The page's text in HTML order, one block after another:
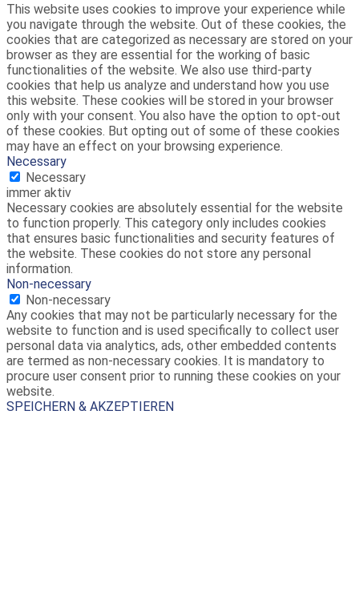
This website uses cookies to improve your experience while
you navigate through the website. Out of these cookies, the
cookies that are categorized as necessary are stored on your
browser as they are essential for the working of basic
functionalities of the website. We also use third-party
cookies that help us analyze and understand how you use
this website. These cookies will be stored in your browser
only with your consent. You also have the option to opt-out
of these cookies. But opting out of some of these cookies
may have an effect on your browsing experience.
Necessary
Necessary
immer aktiv
Necessary cookies are absolutely essential for the website
to function properly. This category only includes cookies
that ensures basic functionalities and security features of
the website. These cookies do not store any personal
information.
Non-necessary
Non-necessary
Any cookies that may not be particularly necessary for the
website to function and is used specifically to collect user
personal data via analytics, ads, other embedded contents
are termed as non-necessary cookies. It is mandatory to
procure user consent prior to running these cookies on your
website.
SPEICHERN & AKZEPTIEREN